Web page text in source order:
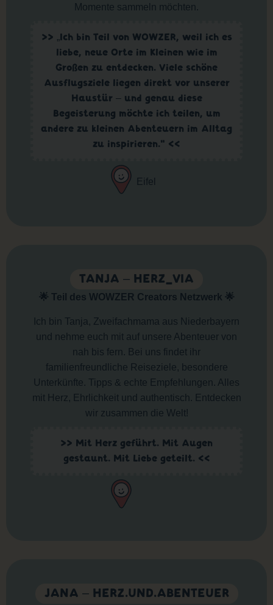
Momente sammeln möchten.
>> „Ich bin Teil von WOWZER, weil ich es
liebe, neue Orte im Kleinen wie im
Großen zu entdecken. Viele schöne
Ausflugsziele liegen direkt vor unserer
Haustür – und genau diese
Begeisterung möchte ich teilen, um
andere zu kleinen Abenteuern im Alltag
zu inspirieren.“ <<
Eifel
TANJA – HERZ_VIA
🌟 Teil des WOWZER Creators Netzwerk 🌟
Ich bin Tanja, Zweifachmama aus Niederbayern
und nehme euch mit auf unsere Abenteuer von
nah bis fern. Bei uns findet ihr
familienfreundliche Reiseziele, besondere
Unterkünfte. Tipps & echte Empfehlungen. Alles
mit Herz, Ehrlichkeit und authentisch. Entdecken
wir zusammen die Welt!
>> Mit Herz geführt. Mit Augen
gestaunt. Mit Liebe geteilt. <<
JANA – HERZ.UND.ABENTEUER